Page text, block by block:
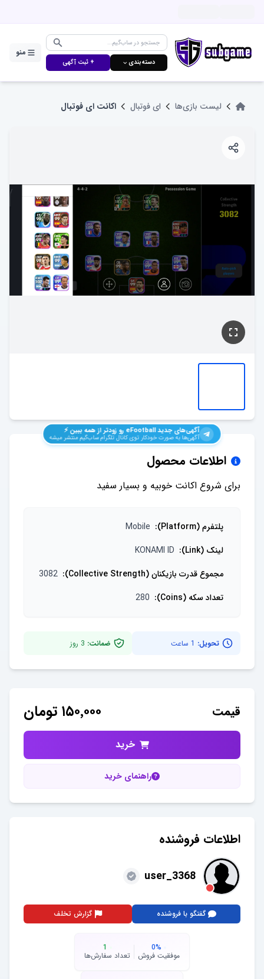
دسته‌بندی ⌵ + ثبت آگهی
منو
لیست بازی‌ها ای فوتبال اکانت ای فوتبال
آگهی‌های جدیدeFootball رو زودتر از همه ببین ⚡️
آگهی‌ها به صورت خودکار توی کانال تلگرام ساب‌گیم منتشر میشه
اطلاعات محصول
برای شروع اکانت خوبیه و بسیار سفید
پلتفرم (Platform) :
Mobile
لینک (Link)
:
KONAMI ID
مجموع قدرت بازیکنان (Collective Strength)
:
3082
تعداد سکه (Coins)
:
280
تحویل: 1 ساعت ضمانت: 3 روز
قیمت ۱۵۰٬۰۰۰ تومان
خرید
راهنمای خرید
اطلاعات فروشنده
user_3368
گفتگو با فروشنده گزارش تخلف
0%
موفقیت فروش
1
تعداد سفارش‌ها